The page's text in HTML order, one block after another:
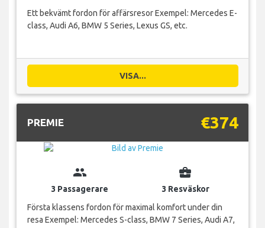
Ett bekvämt fordon för affärsresor Exempel: Mercedes E-
class, Audi A6, BMW 5 Series, Lexus GS, etc.
VISA...
PREMIE €374
group
3 Passagerare
business_center
3 Resväskor
Första klassens fordon för maximal komfort under din
resa Exempel: Mercedes S-class, BMW 7 Series, Audi A7,